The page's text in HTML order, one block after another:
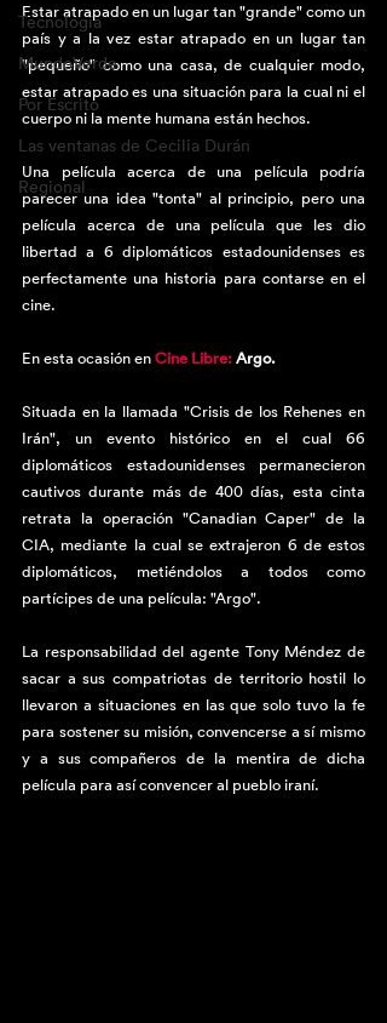
Tecnología
MundoVerde
Por Escrito
Las ventanas de Cecilia Durán
Regional
Estar atrapado en un lugar tan "grande" como un
país y a la vez estar atrapado en un lugar tan
"pequeño" como una casa, de cualquier modo,
estar atrapado es una situación para la cual ni el
cuerpo ni la mente humana están hechos.
Una película acerca de una película podría
parecer una idea "tonta" al principio, pero una
película acerca de una película que les dio
libertad a 6 diplomáticos estadounidenses es
perfectamente una historia para contarse en el
cine.
En esta ocasión en Cine Libre: Argo.
Situada en la llamada "Crisis de los Rehenes en
Irán", un evento histórico en el cual 66
diplomáticos estadounidenses permanecieron
cautivos durante más de 400 días, esta cinta
retrata la operación "Canadian Caper" de la
CIA, mediante la cual se extrajeron 6 de estos
diplomáticos, metiéndolos a todos como
partícipes de una película: "Argo".
La responsabilidad del agente Tony Méndez de
sacar a sus compatriotas de territorio hostil lo
llevaron a situaciones en las que solo tuvo la fe
para sostener su misión, convencerse a sí mismo
y a sus compañeros de la mentira de dicha
película para así convencer al pueblo iraní.